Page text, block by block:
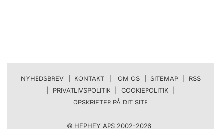
NYHEDSBREV KONTAKT | OM OS SITEMAP
RSS
PRIVATLIVSPOLITIK COOKIEPOLITIK
OPSKRIFTER PÅ DIT SITE
© HEPHEY APS 2002-2026